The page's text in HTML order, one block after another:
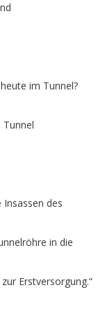
heute im Tunnel?
Tunnel
Insassen des
in die
zur Erstversorgung.“